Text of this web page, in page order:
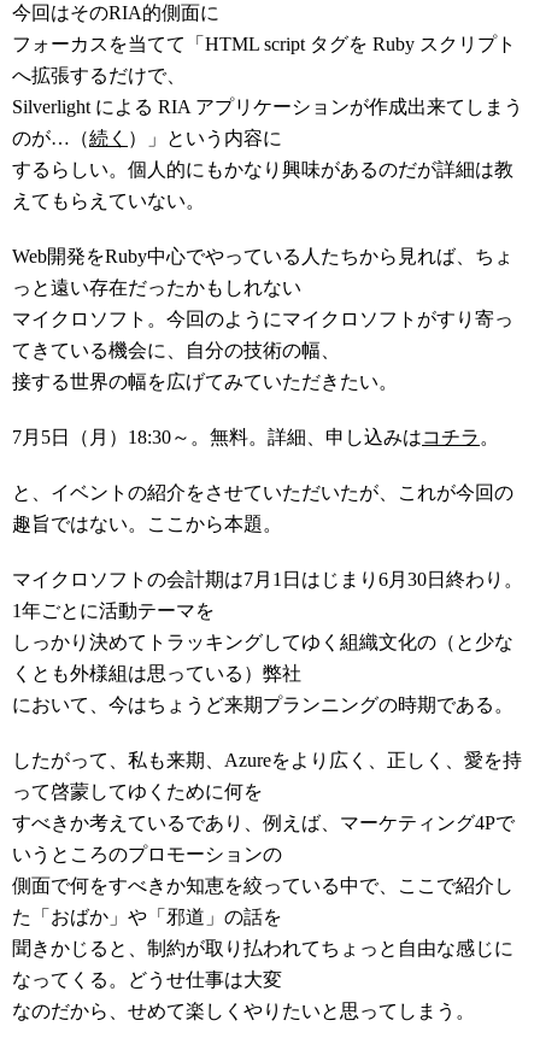
今回はそのRIA的側面に
フォーカスを当てて「HTML script タグを Ruby スクリプト
へ拡張するだけで、
Silverlight による RIA アプリケーションが作成出来てしまう
のが…（続く ）」という内容に
するらしい。個人的にもかなり興味があるのだが詳細は教
えてもらえていない。
Web開発をRuby中心でやっている人たちから見れば、ちょ
っと遠い存在だったかもしれない
マイクロソフト。今回のようにマイクロソフトがすり寄っ
てきている機会に、自分の技術の幅、
接する世界の幅を広げてみていただきたい。
7月5日（月）18:30～。無料。詳細、申し込みはコチラ 。
と、イベントの紹介をさせていただいたが、これが今回の
趣旨ではない。ここから本題。
マイクロソフトの会計期は7月1日はじまり6月30日終わり。
1年ごとに活動テーマを
しっかり決めてトラッキングしてゆく組織文化の（と少な
くとも外様組は思っている）弊社
において、今はちょうど来期プランニングの時期である。
したがって、私も来期、Azureをより広く、正しく、愛を持
って啓蒙してゆくために何を
すべきか考えているであり、例えば、マーケティング4Pで
いうところのプロモーションの
側面で何をすべきか知恵を絞っている中で、ここで紹介し
た「おばか」や「邪道」の話を
聞きかじると、制約が取り払われてちょっと自由な感じに
なってくる。どうせ仕事は大変
なのだから、せめて楽しくやりたいと思ってしまう。